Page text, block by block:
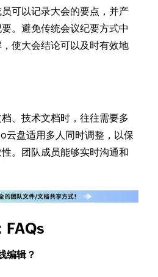
可以记录大会的要点，并产
。避免传统会议纪要方式中
使大会结论可以及时有效地
、技术文档时，往往需要多
云盘适用多人同时调整，以保
。团队成员能够实时沟通和
FAQs
编辑？